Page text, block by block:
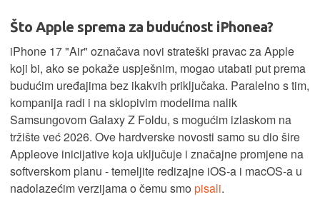
Što Apple sprema za budućnost iPhonea?
iPhone 17 "Air" označava novi strateški pravac za Apple
koji bi, ako se pokaže uspješnim, mogao utabati put prema
budućim uređajima bez ikakvih priključaka. Paralelno s tim,
kompanija radi i na sklopivim modelima nalik
Samsungovom Galaxy Z Foldu, s mogućim izlaskom na
tržište već 2026. Ove hardverske novosti samo su dio šire
Appleove inicijative koja uključuje i značajne promjene na
softverskom planu - temeljite redizajne iOS-a i macOS-a u
nadolazećim verzijama o čemu smo pisali.